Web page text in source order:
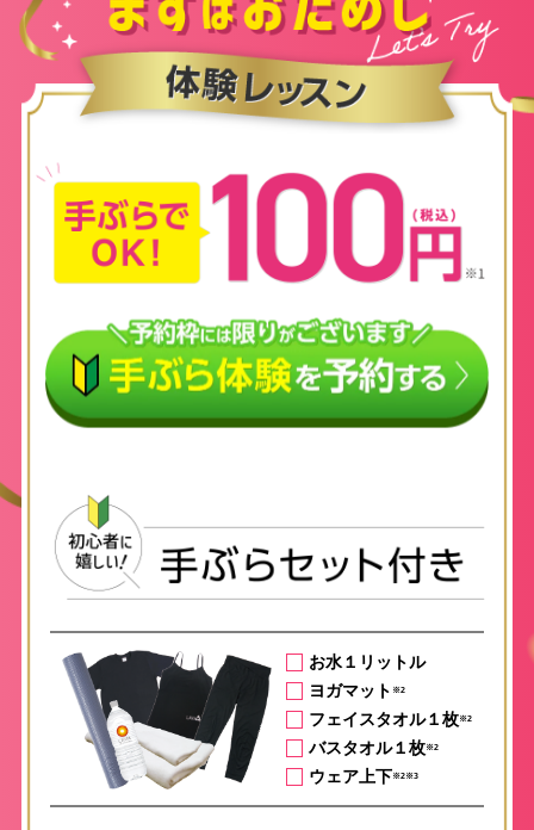
お水１リットル
ヨガマット ※2
フェイスタオル１枚※2
バスタオル１枚※2
ウェア上下※2※3